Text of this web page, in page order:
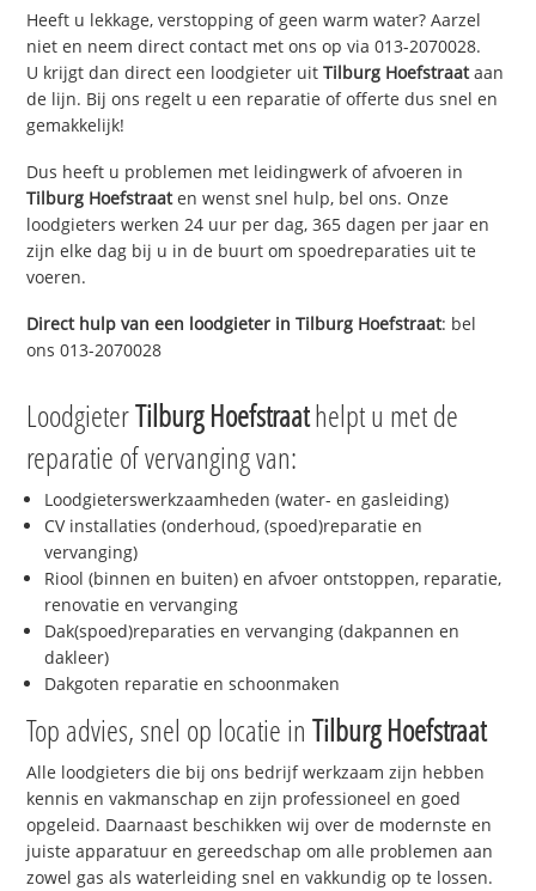
Heeft u lekkage, verstopping of geen warm water? Aarzel
niet en neem direct contact met ons op via 013-2070028.
U krijgt dan direct een loodgieter uitTilburg Hoefstraataan
de lijn. Bij ons regelt u een reparatie of offerte dus snel en
gemakkelijk!
Dus heeft u problemen met leidingwerk of afvoeren in
Tilburg Hoefstraaten wenst snel hulp, bel ons. Onze
loodgieters werken 24 uur per dag, 365 dagen per jaar en
zijn elke dag bij u in de buurt om spoedreparaties uit te
voeren.
Direct hulp van een loodgieter inTilburg Hoefstraat: bel
ons 013-2070028
LoodgieterTilburg Hoefstraathelpt u met de
reparatie of vervanging van:
Loodgieterswerkzaamheden (water- en gasleiding)
CV installaties (onderhoud, (spoed)reparatie en
vervanging)
Riool (binnen en buiten) en afvoer ontstoppen, reparatie,
renovatie en vervanging
Dak(spoed)reparaties en vervanging (dakpannen en
dakleer)
Dakgoten reparatie en schoonmaken
Top advies, snel op locatie inTilburg Hoefstraat
Alle loodgieters die bij ons bedrijf werkzaam zijn hebben
kennis en vakmanschap en zijn professioneel en goed
opgeleid. Daarnaast beschikken wij over de modernste en
juiste apparatuur en gereedschap om alle problemen aan
zowel gas als waterleiding snel en vakkundig op te lossen.